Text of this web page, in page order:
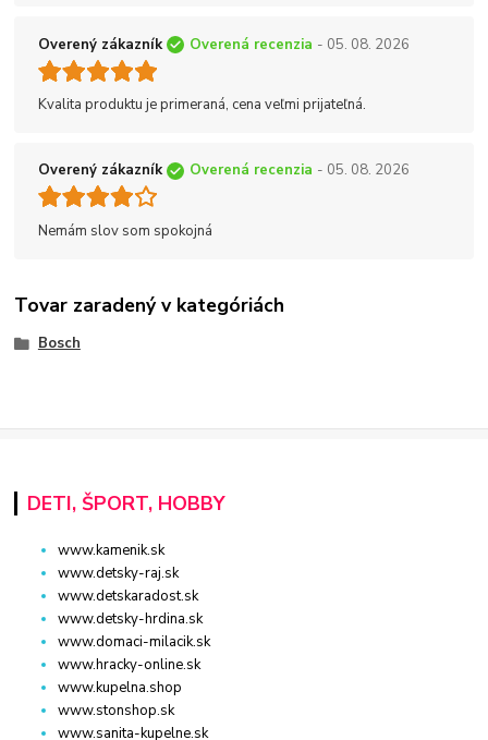
Overený zákazník Overená recenzia - 05. 08. 2026
Kvalita produktu je primeraná, cena veľmi prijateľná.
Overený zákazník Overená recenzia - 05. 08. 2026
Nemám slov som spokojná
Tovar zaradený v kategóriách
Bosch
DETI, ŠPORT, HOBBY
www.kamenik.sk
www.detsky-raj.sk
www.detskaradost.sk
www.detsky-hrdina.sk
www.domaci-milacik.sk
www.hracky-online.sk
www.kupelna.shop
www.stonshop.sk
www.sanita-kupelne.sk